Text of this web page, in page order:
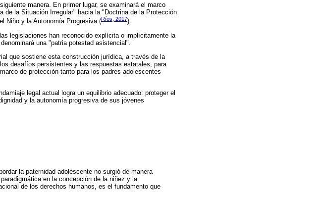
manera. En primer lugar, se examinará el marco
de la Situación Irregular" hacia la "Doctrina de la Protección
Niño y la Autonomía Progresiva (Ríos, 2017).
legislaciones han reconocido explícita o implícitamente la
una "patria potestad asistencial".
que sostiene esta construcción jurídica, a través de la
desafíos persistentes y las respuestas estatales, para
de protección tanto para los padres adolescentes
legal actual logra un equilibrio adecuado: proteger el
y la autonomía progresiva de sus jóvenes
la paternidad adolescente no surgió de manera
en la concepción de la niñez y la
de los derechos humanos, es el fundamento que